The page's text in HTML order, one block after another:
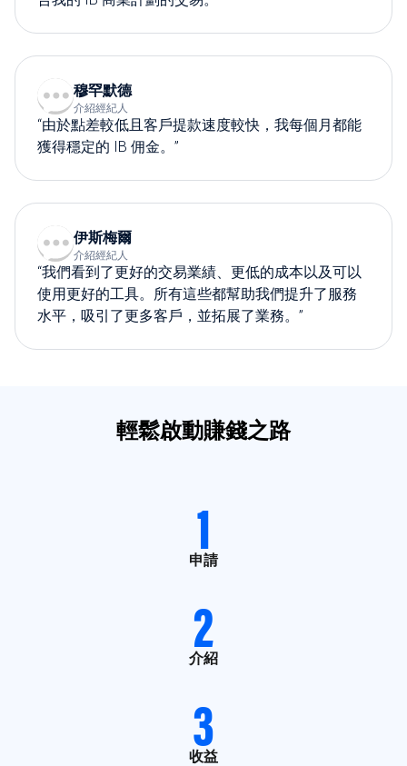
穆罕默德
介紹經紀人
“由於點差較低且客戶提款速度較快，我每個月都能
獲得穩定的 IB 佣金。”
伊斯梅爾
介紹經紀人
“我們看到了更好的交易業績、更低的成本以及可以
使用更好的工具。所有這些都幫助我們提升了服務
水平，吸引了更多客戶，並拓展了業務。”
輕鬆啟動賺錢之路
1
申請
2
介紹
3
收益